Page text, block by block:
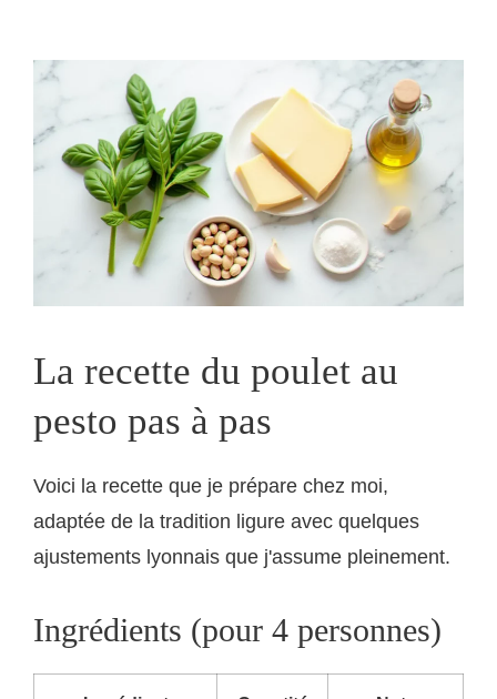
La recette du poulet au
pesto pas à pas
Voici la recette que je prépare chez moi,
adaptée de la tradition ligure avec quelques
ajustements lyonnais que j'assume pleinement.
Ingrédients (pour 4 personnes)